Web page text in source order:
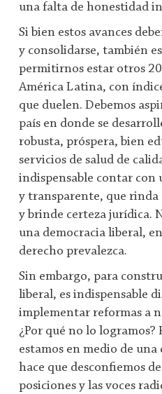
una falta de honestidad
Si bien estos avances
y consolidarse, también
permitirnos estar otros
América Latina, con
que duelen. Debemos
país en donde se
robusta, próspera, bien
servicios de salud de
indispensable contar con
y transparente, que rinda
y brinde certeza jurídica.
una democracia liberal,
derecho prevalezca.
Sin embargo, para
liberal, es indispensable
implementar reformas a
¿Por qué no lo
estamos en medio de
hace que desconfiemos
posiciones y las voces